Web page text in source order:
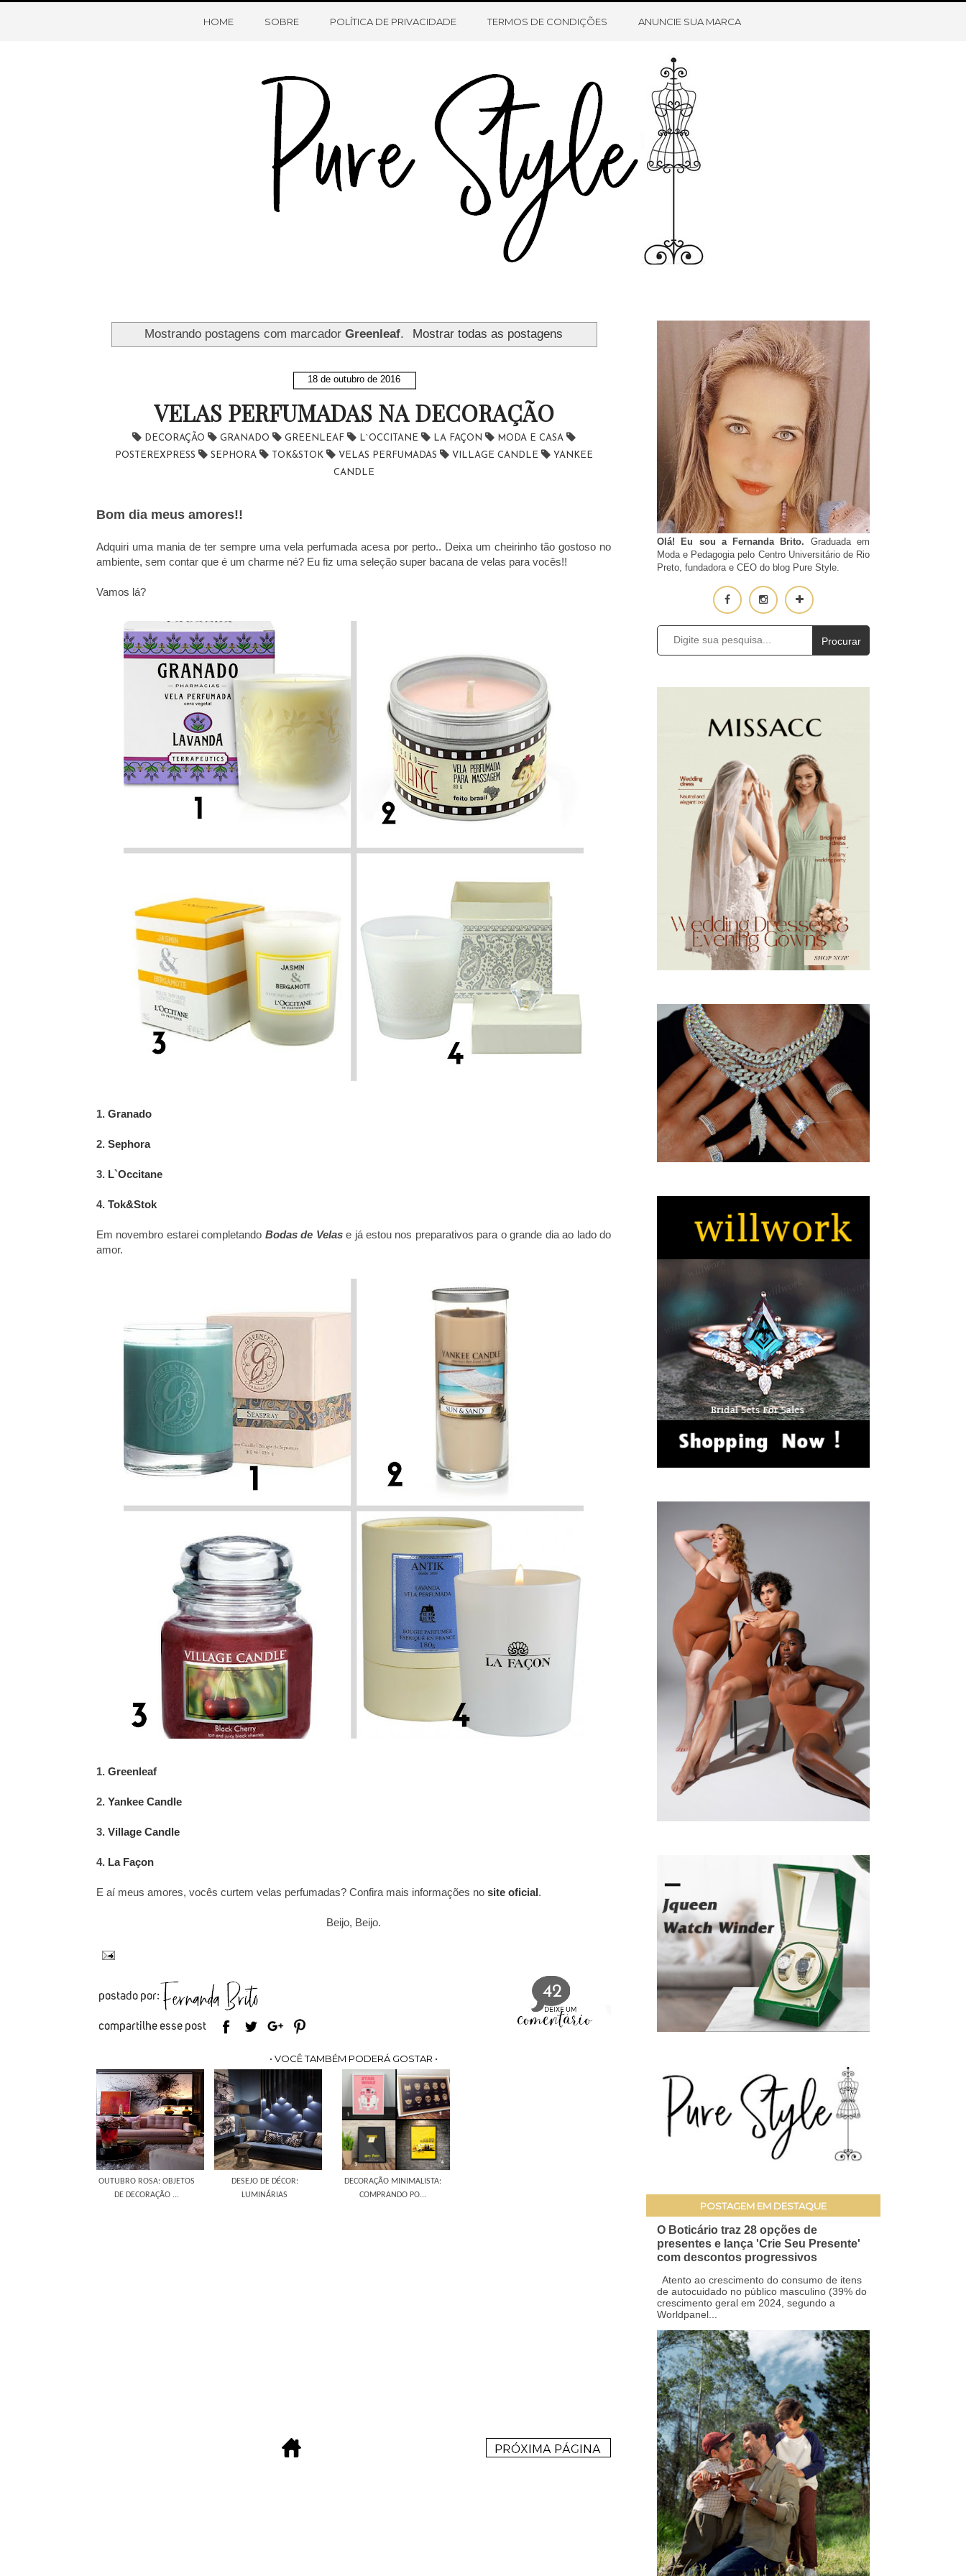
HOME SOBRE O BLOG CONTATO
HOME SOBRE POLÍTICA DE PRIVACIDADE TERMOS DE CONDIÇÕES ANUNCIE SUA MARCA
Mostrando postagens com marcadorGreenleaf. Mostrar todas as postagens
18 de outubro de 2016
VELAS PERFUMADAS NA DECORAÇÃO
DECORAÇÃO GRANADO GREENLEAF L`OCCITANE LA FAÇON
MODA E CASA
POSTEREXPRESS
SEPHORA TOK&STOK VELAS PERFUMADAS VILLAGE CANDLE
YANKEE
CANDLE
Bom dia meus amores!!
Adquiri uma mania de ter sempre uma vela perfumada acesa por perto.. Deixa um cheirinho tão gostoso no
ambiente, sem contar que é um charme né? Eu fiz uma seleção super bacana de velas para vocês!!
Vamos lá?
1. Granado
2. Sephora
3. L`Occitane
4. Tok&Stok
Em novembro estarei completando Bodas de Velase já estou nos preparativos para o grande dia ao lado do
amor.
1. Greenleaf
2. Yankee Candle
3. Village Candle
4. La Façon
E aí meus amores, vocês curtem velas perfumadas? Confira mais informações no site oficial.
Beijo, Beijo.
42
• VOCÊ TAMBÉM PODERÁ GOSTAR •
OUTUBRO ROSA: OBJETOS
DE DECORAÇÃO ...
DESEJO DE DÉCOR:
LUMINÁRIAS
DECORAÇÃO MINIMALISTA:
COMPRANDO PO...
Olá! Eu sou a Fernanda Brito. Graduada em
Moda e Pedagogia pelo Centro Universitário de Rio
Preto, fundadora e CEO do blog Pure Style.
Procurar
POSTAGEM EM DESTAQUE
O Boticário traz 28 opções de
presentes e lança 'Crie Seu Presente'
com descontos progressivos
Atento ao crescimento do consumo de itens
de autocuidado no público masculino (39% do
crescimento geral em 2024, segundo a
Worldpanel...